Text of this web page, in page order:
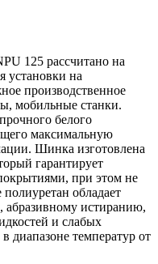
125 рассчитано на
установки на
производственное
мобильные станки.
белого
максимальную
Шинка изготовлена
гарантирует
при этом не
обладает
абразивному истиранию,
и слабых
диапазоне температур от